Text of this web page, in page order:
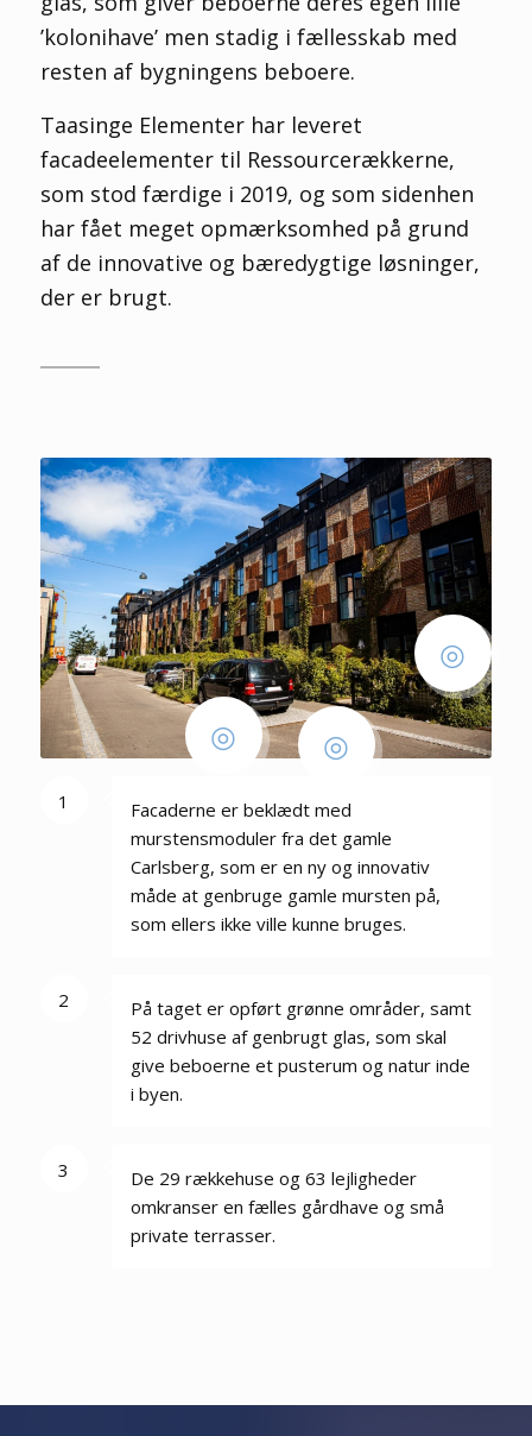
’kolonihave’ men stadig i fællesskab med
resten af bygningens beboere.
Taasinge Elementer har leveret
facadeelementer til Ressourcerækkerne,
som stod færdige i 2019, og som sidenhen
har fået meget opmærksomhed på grund
af de innovative og bæredygtige løsninger,
der er brugt.
1
2
3
1
Facaderne er beklædt med
murstensmoduler fra det gamle
Carlsberg, som er en ny og innovativ
måde at genbruge gamle mursten på,
som ellers ikke ville kunne bruges.
2
På taget er opført grønne områder, samt
52 drivhuse af genbrugt glas, som skal
give beboerne et pusterum og natur inde
i byen.
3
De 29 rækkehuse og 63 lejligheder
omkranser en fælles gårdhave og små
private terrasser.